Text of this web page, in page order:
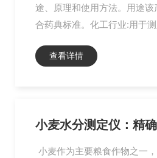
途、原理和使用方法。用途
合药典标准。化工行业:用于
查看详情
小麦水分测定仪：精
小麦作为主要粮食作物之一